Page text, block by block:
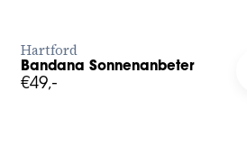
in to add Bandana Sonnenanbeter
Hartford
Bandana Sonnenanbeter
€49,-